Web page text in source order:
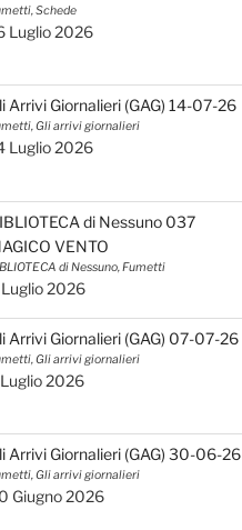
Schede
Luglio 2026
Arrivi Giornalieri (GAG) 14-07-26
Gli arrivi giornalieri
Luglio 2026
di Nessuno 037
VENTO
di Nessuno, Fumetti
2026
Arrivi Giornalieri (GAG) 07-07-26
Gli arrivi giornalieri
2026
Arrivi Giornalieri (GAG) 30-06-26
Gli arrivi giornalieri
Giugno 2026